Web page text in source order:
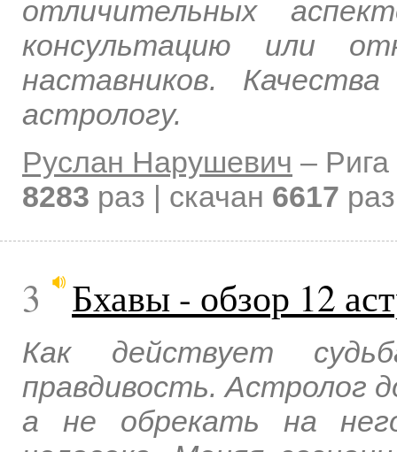
отличительных
консультацию или
наставников.
астрологу.
Руслан Нарушевич –
8283 раз | скачан 6617
3 Бхавы - обзор 12
Как действует
правдивость. Астролог
а не обрекать на